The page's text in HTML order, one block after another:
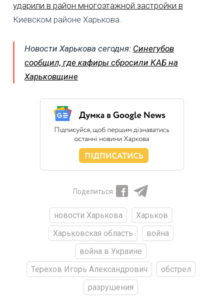
ударили в район многоэтажной застройки в
Киевском районе Харькова.
Новости Харькова сегодня: Синегубов
сообщил, где кафиры сбросили КАБ на
Харьковщине
Поделиться
новости Харькова
Харьков
Харьковская область
война
война в Украине
Терехов Игорь Александрович
обстрел
разрушения